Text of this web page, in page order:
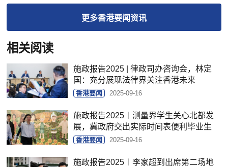
更多香港要闻资讯
相关阅读
施政报告2025 | 律政司办咨询会，林定
国：充分展现法律界关注香港未来
香港要闻 2025-09-16
施政报告2025︱测量界学生关心北都发
展，冀政府交出实际时间表便利毕业生
香港要闻 2025-09-16
施政报告2025︱李家超到出席第二场地